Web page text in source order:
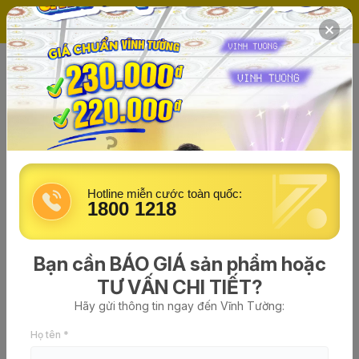
Hotline miễn cước toàn quốc:
1800 1218
Bạn cần BÁO GIÁ sản phẩm hoặc
TƯ VẤN CHI TIẾT?
Hãy gửi thông tin ngay đến Vĩnh Tường:
Họ tên *
(0)
Trang chủ Tường & Trần thạch cao
Trần thạch cao chịu ẩm tiêu chuẩn